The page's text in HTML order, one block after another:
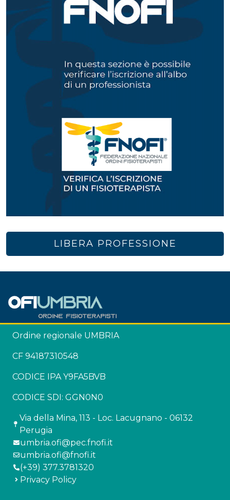
LIBERA PROFESSIONE
Ordine regionale UMBRIA
CF 94187310548
CODICE IPA Y9FA5BVB
CODICE SDI: GGN0N0
Via della Mina, 113 - Loc. Lacugnano - 06132
Perugia
umbria.ofi@pec.fnofi.it
umbria.ofi@fnofi.it
(+39) 377.3781320
Privacy Policy